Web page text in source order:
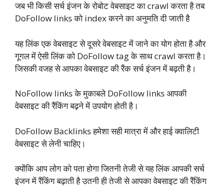
जब भी किसी सर्च इंजन के रोबोट वेबसाइट का crawl करता है तब
DoFollow links को index करने का अनुमति दी जाती है
यह लिंक एक वेबसाइट से दूसरे वेबसाइट में जाने का योग होता है और
गूगल में ऐसी लिंक को DoFollow tag के साथ crawl करता है।
जिसकी वजह से आपका वेबसाइट की रैंक सर्च इंजन में बढ़ती है।
NoFollow links के मुकाबले DoFollow links आपकी
वेबसाइट की रैंकिंग बढ़ने में उपयोग होती है।
DoFollow Backlinks हमेशा सही मात्रा में और हाई क्वालिटी
वेबसाइट से लेनी चाहिए।
क्योंकि आप लोग को पता होगा जितनी तेजी से यह लिंक आपकी सर्च
इंजन में रैंकिंग बढ़ाती है उतनी ही तेजी से आपका वेबसाइट की रैंकिंग